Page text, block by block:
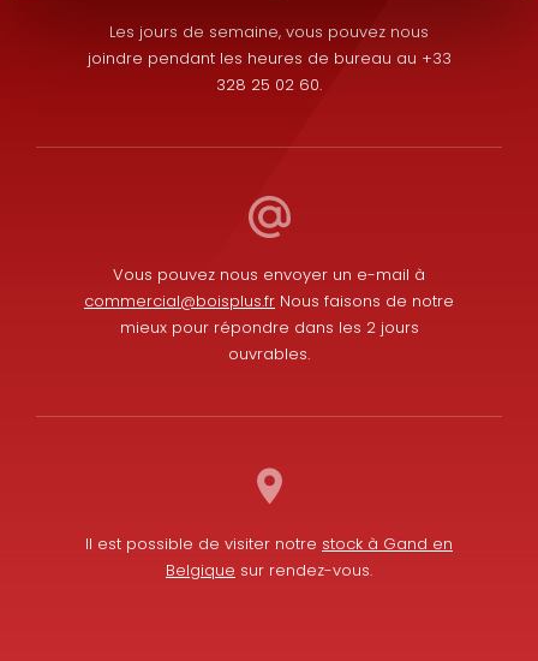
Les jours de semaine, vous pouvez nous
joindre pendant les heures de bureau au +33
328 25 02 60.
Vous pouvez nous envoyer un e-mail à
commercial@boisplus.fr Nous faisons de notre
mieux pour répondre dans les 2 jours
ouvrables.
Il est possible de visiter notre stock à Gand en
Belgique sur rendez-vous.